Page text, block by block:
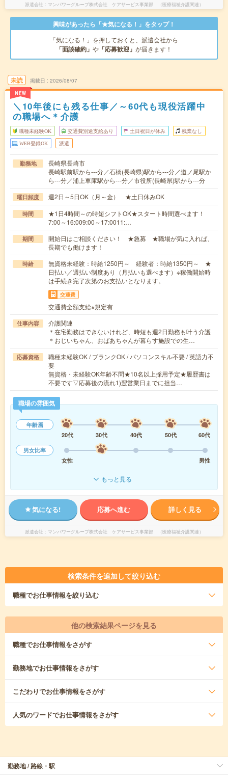
派遣会社 マンパワーグループ株式会社 ケアサービス事業部 （医療福祉介護関連）
興味があったら「★気になる！」をタップ！
「気になる！」を押しておくと、派遣会社から
「面談確約」 や 「応募歓迎」 が届きます！
未読
NEW
掲載日 2026/08/07
＼10年後にも残る仕事／～60代も現役活躍中
の職場へ＊介護
職種未経験OK 交通費別途支給あり 土日祝日が休み 残業なし
WEB登録OK 派遣
勤務地
長崎県長崎市
長崎駅前駅から---分／石橋(長崎県)駅から---分／道ノ尾駅か
ら---分／浦上車庫駅から---分／市役所(長崎県)駅から---分
曜日頻度 週2日～5日OK（月～金） ★土日休みOK
時間
★1日4時間～の時短シフトOK★スタート時間選べます！
7:00～16:009:00～17:0011:…
期間
開始日はご相談ください！ ★急募 ★職場が気に入れば、
長期でも働けます！
時給
無資格未経験：時給1250円～ 経験者：時給1350円～ ★
日払い／週払い制度あり（月払いも選べます）※稼働開始時
は手続き完了次第のお支払いとなります。
交通費
交通費全額支給※規定有
仕事内容
介護関連
＊在宅勤務はできないけれど、時短も週2日勤務も叶う介護
＊おじいちゃん、おばあちゃんが暮らす施設での生…
応募資格
職種未経験OK / ブランクOK / パソコンスキル不要 / 英語力不
要
無資格・未経験OK年齢不問★10名以上採用予定★履歴書は
不要です▽応募後の流れ1)翌営業日までに担当…
職場の雰囲気
年齢層
20代
30代 40代 50代
60代
男女比率
女性
男性
もっと見る
気になる! 応募へ進む 詳しく見る
派遣会社 マンパワーグループ株式会社 ケアサービス事業部 （医療福祉介護関連）
検索条件を追加して絞り込む
職種でお仕事情報を絞り込む
他の検索結果ページを見る
職種でお仕事情報をさがす
勤務地でお仕事情報をさがす
こだわりでお仕事情報をさがす
人気のワードでお仕事情報をさがす
勤務地 / 路線・駅